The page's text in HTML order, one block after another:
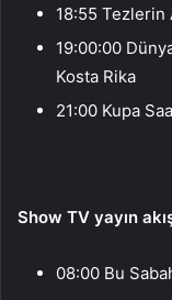
18:55 Tezlerin
19:00:00
Kosta Rika
21:00 Kupa
Show TV yayın
08:00 Bu